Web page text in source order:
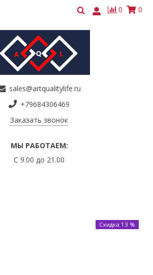
0 0
МЫ РАБОТАЕМ:
С 9.00 до 21.00
sales@artqualitylife.ru
+79684306469
Заказать звонок
Скидка 13 %